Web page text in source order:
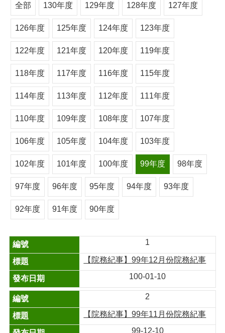
全部 130年度 129年度 128年度 127年度
126年度 125年度 124年度 123年度
122年度 121年度 120年度 119年度
118年度 117年度 116年度 115年度
114年度 113年度 112年度 111年度
110年度 109年度 108年度 107年度
106年度 105年度 104年度 103年度
102年度 101年度 100年度 99年度 98年度
97年度 96年度 95年度 94年度 93年度
92年度 91年度 90年度
1
【院務紀事】99年12月份院務紀事
100-01-10
2
【院務紀事】99年11月份院務紀事
99-12-10